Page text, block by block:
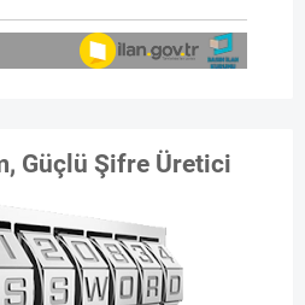
Güçlü Şifre Üretici